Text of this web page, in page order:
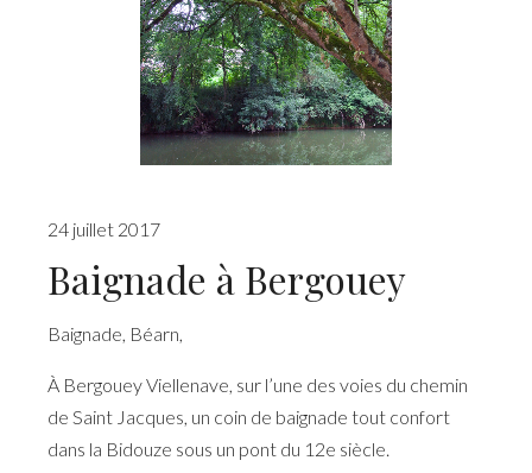
24 juillet 2017
Baignade à Bergouey
Baignade Béarn
À Bergouey Viellenave, sur l’une des voies du chemin
de Saint Jacques, un coin de baignade tout confort
dans la Bidouze sous un pont du 12e siècle.